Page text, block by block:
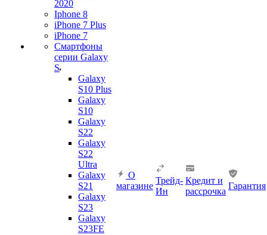
2020
Iphone 8
iPhone 7 Plus
iPhone 7
Смартфоны
серии Galaxy
S
Galaxy
S10 Plus
Galaxy
S10
Galaxy
S22
Galaxy
S22
Ultra
Galaxy
S21
Galaxy
S23
Galaxy
S23FE
О
магазине
Трейд-
Ин
Кредит и
рассрочка
Гарантия